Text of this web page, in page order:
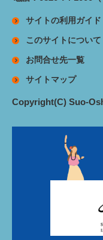
サイトの利用ガイド
このサイトについて
お問合せ先一覧
サイトマップ
Copyright(C) Suo-